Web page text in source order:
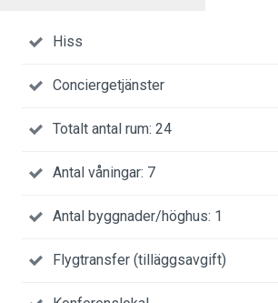
Hiss
Conciergetjänster
Totalt antal rum: 24
Antal våningar: 7
Antal byggnader/höghus: 1
Flygtransfer (tilläggsavgift)